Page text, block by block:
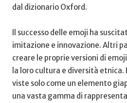
dal dizionario Oxford.
Il successo delle emoji ha
imitazione e innovazione. Altri
creare le proprie versioni di
la loro cultura e⁢ diversità ⁢etnica.
viste ‌solo come ⁣un elemento
una⁤ vasta gamma di